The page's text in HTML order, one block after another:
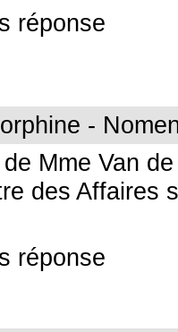
réponse
-
Mme Van
des Affaires
réponse